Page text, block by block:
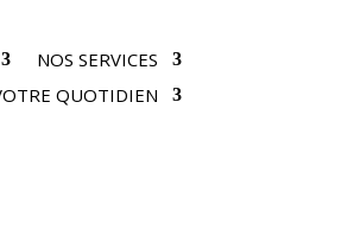
NOS SERVICES
QUOTIDIEN